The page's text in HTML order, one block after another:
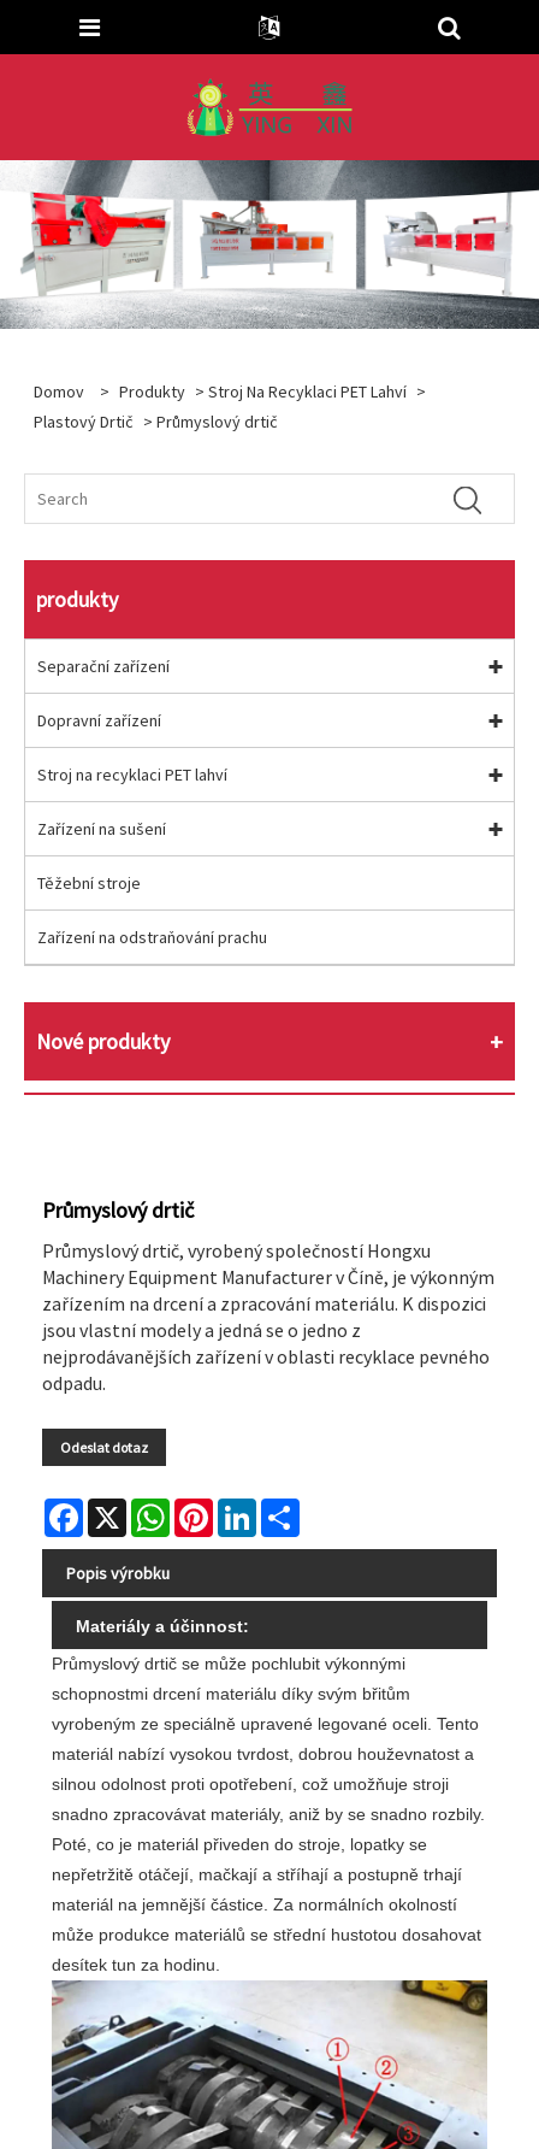
Domov > Produkty >Stroj Na Recyklaci PET Lahví >
Plastový Drtič > Průmyslový drtič
produkty
Separační zařízení
Dopravní zařízení
Stroj na recyklaci PET lahví
Zařízení na sušení
Těžební stroje
Zařízení na odstraňování prachu
Nové produkty
Průmyslový drtič
Průmyslový drtič, vyrobený společností Hongxu
Machinery Equipment Manufacturer v Číně, je výkonným
zařízením na drcení a zpracování materiálu. K dispozici
jsou vlastní modely a jedná se o jedno z
nejprodávanějších zařízení v oblasti recyklace pevného
odpadu.
Odeslat dotaz
Facebook
X WhatsAppPinterestLinkedIn
Popis výrobku
Materiály a účinnost:
Průmyslový drtič se může pochlubit výkonnými
schopnostmi drcení materiálu díky svým břitům
vyrobeným ze speciálně upravené legované oceli. Tento
materiál nabízí vysokou tvrdost, dobrou houževnatost a
silnou odolnost proti opotřebení, což umožňuje stroji
snadno zpracovávat materiály, aniž by se snadno rozbily.
Poté, co je materiál přiveden do stroje, lopatky se
nepřetržitě otáčejí, mačkají a stříhají a postupně trhají
materiál na jemnější částice. Za normálních okolností
může produkce materiálů se střední hustotou dosahovat
desítek tun za hodinu.